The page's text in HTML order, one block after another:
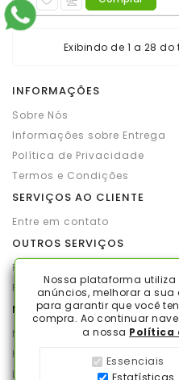
Nossa plataforma
anúncios, melhorar a sua
para garantir que você
compra. Ao continuar
a nossa Política
Essenciais
Estatísticas
Exibindo de 1 a 28
INFORMAÇÕES
Sobre Nós
Informações sobre Entrega
Política de Privacidade
Termos e Condições
SERVIÇOS AO CLIENTE
Entre em contato
OUTROS SERVIÇOS
Produtos por marca
Produtos em promoção
MINHA CONTA
Minha conta
Histórico de pedidos
Lista de desejos